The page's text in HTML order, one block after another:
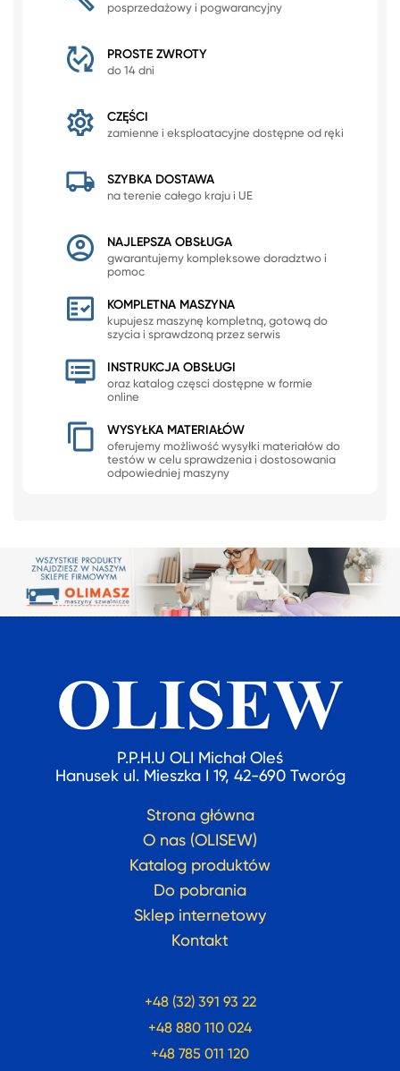
posprzedażowy i pogwarancyjny
PROSTE ZWROTY
do 14 dni
CZĘŚCI
zamienne i eksploatacyjne dostępne od ręki
SZYBKA DOSTAWA
na terenie całego kraju i UE
NAJLEPSZA OBSŁUGA
gwarantujemy kompleksowe doradztwo i
pomoc
KOMPLETNA MASZYNA
kupujesz maszynę kompletną, gotową do
szycia i sprawdzoną przez serwis
INSTRUKCJA OBSŁUGI
oraz katalog częsci dostępne w formie
online
WYSYŁKA MATERIAŁÓW
oferujemy możliwość wysyłki materiałów do
testów w celu sprawdzenia i dostosowania
odpowiedniej maszyny
P.P.H.U OLI Michał Oleś
Hanusek ul. Mieszka I 19, 42-690 Tworóg
Strona główna
O nas (OLISEW)
Katalog produktów
Do pobrania
Sklep internetowy
Kontakt
+48 (32) 391 93 22
+48 880 110 024
+48 785 011 120